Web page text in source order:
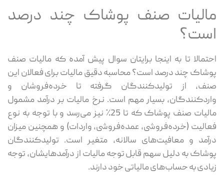
مالیات صنف پوشاک چند درصد
است؟
احتمالا تا به اینجا برایتان سوال پیش آمده که مالیات صنف
پوشاک چند درصد است؟ محاسبه دقیق مالیات برای فعالان این
صنف، از تولیدکنندگان گرفته تا خرده‌فروشان و
واردکنندگان، بسیار مهم است. نرخ مالیات بر درآمد مشمول
مالیات صنف پوشاک که تا 25٪ نیز می‌رسد و با توجه به نوع
فعالیت (خرده‌فروشی، عمده‌فروشی، واردات) و همچنین میزان
درآمد و معافیت‌های سالانه، متغیر است. تولیدکنندگان
پوشاک به دلیل سهم قابل توجه مالیات از درآمدهایشان، توجه
زیادی به حساب‌های مالیاتی خود دارند.